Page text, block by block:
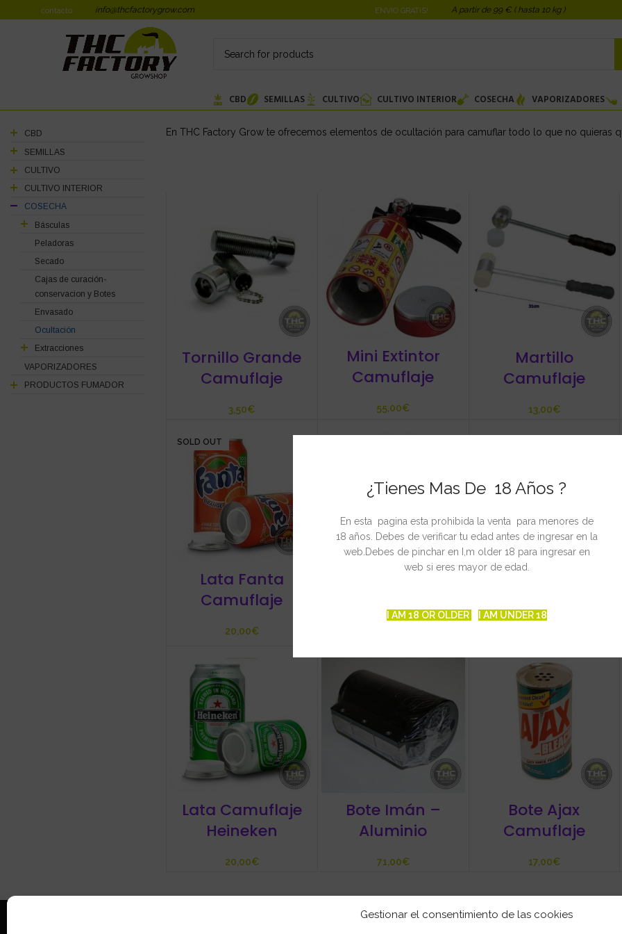
¿Tienes Mas De 18 Años ?
En esta pagina esta prohibida la venta para menores de
18 años. Debes de verificar tu edad antes de ingresar en la
web.Debes de pinchar en I,m older 18 para ingresar en
web si eres mayor de edad.
I AM 18 OR OLDER I AM UNDER 18
Gestionar el consentimiento de las cookies
contacto info@thcfactorygrow.com ENVIO GRATIS! A partir de 99 € ( hasta 10 kg )
CBD SEMILLAS CULTIVO CULTIVO INTERIOR COSECHA VAPORIZADORES
CBD
SEMILLAS
CULTIVO
CULTIVO INTERIOR
COSECHA
Básculas
Peladoras
Secado
Cajas de curación-
conservacion y Botes
Envasado
Ocultación
Extracciones
VAPORIZADORES
PRODUCTOS FUMADOR
En THC Factory Grow te ofrecemos elementos de ocultación para camuflar todo lo que no quieras
Tornillo Grande
Camuflaje
€
Mini Extintor
Camuflaje
€
Martillo
Camuflaje
€
SOLD OUT
Lata Fanta
Camuflaje
€
Camuflaje
Ocultación
Lata Camuflaje
Heineken
€
Bote Imán –
Aluminio
€
Bote Ajax
Camuflaje
€